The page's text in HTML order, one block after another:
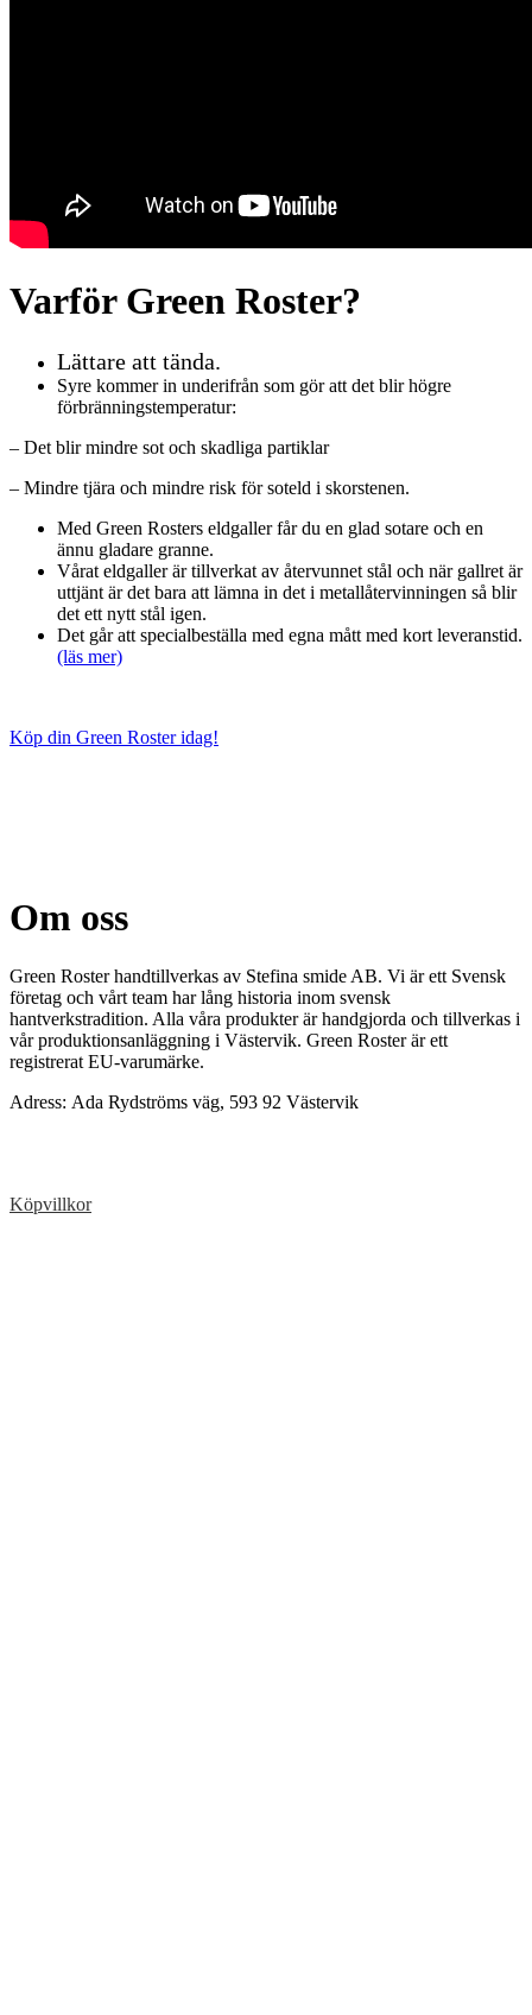
Varför Green Roster?
Lättare att tända.
Syre kommer in underifrån som gör att det blir högre
förbränningstemperatur:
– Det blir mindre sot och skadliga partiklar
– Mindre tjära och mindre risk för soteld i skorstenen.
Med Green Rosters eldgaller får du en glad sotare och en
ännu gladare granne.
Vårat eldgaller är tillverkat av återvunnet stål och när gallret är
uttjänt är det bara att lämna in det i metallåtervinningen så blir
det ett nytt stål igen.
Det går att specialbeställa med egna mått med kort leveranstid.
(läs mer)
Köp din Green Roster idag!
Om oss
Green Roster handtillverkas av Stefina smide AB. Vi är ett Svensk
företag och vårt team har lång historia inom svensk
hantverkstradition. Alla våra produkter är handgjorda och tillverkas i
vår produktionsanläggning i Västervik. Green Roster är ett
registrerat EU-varumärke.
Adress: Ada Rydströms väg, 593 92 Västervik
Köpvillkor